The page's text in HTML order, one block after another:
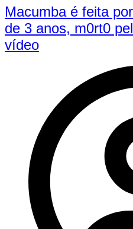
Macumba é feita
de 3 anos, m0rt0
vídeo